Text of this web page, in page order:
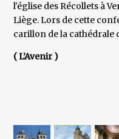
l'église des Récollets à
Liège. Lors de cette
carillon de la cathédrale
( L’Avenir )